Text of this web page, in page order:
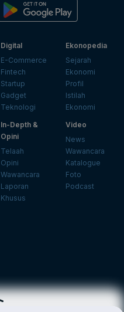
Digital
E-Commerce
Fintech
Startup
Gadget
Teknologi
Ekonopedia
Sejarah
Ekonomi
Profil
Istilah
Ekonomi
In-Depth &
Opini
Telaah
Opini
Wawancara
Laporan
Khusus
Video
News
Wawancara
Katalogue
Foto
Podcast